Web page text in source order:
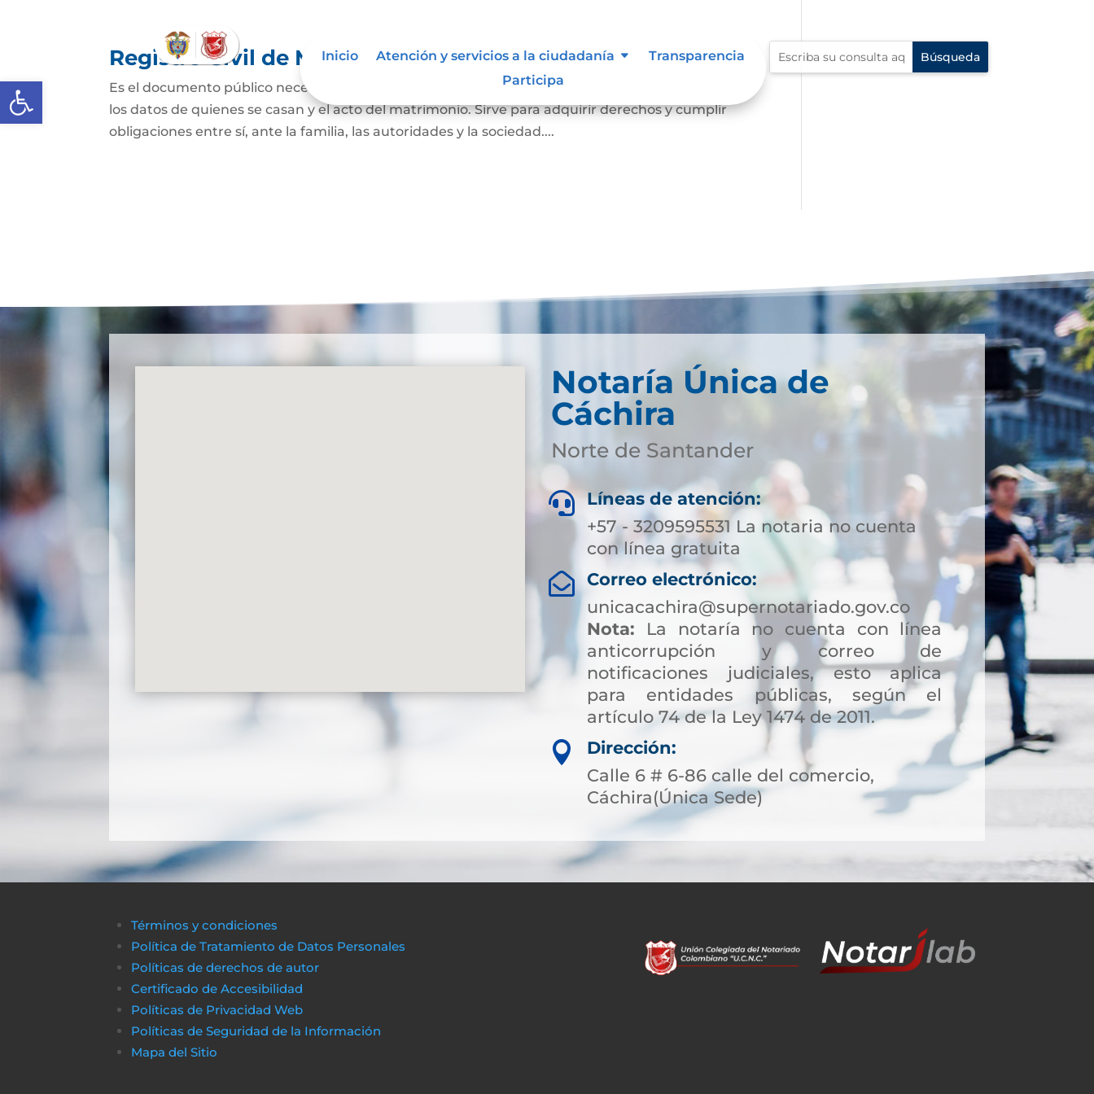
Abrir barra de herramientas
Inicio Atención y servicios a la ciudadanía
Transparencia
Participa
Registro Civil de Matrimonio
Es el documento público necesario para probar que una persona está casada. En él se registran
los datos de quienes se casan y el acto del matrimonio. Sirve para adquirir derechos y cumplir
obligaciones entre sí, ante la familia, las autoridades y la sociedad....
Notaría Única de
Cáchira
Norte de Santander
 Líneas de atención:
+57 - 3209595531 La notaria no cuenta
con línea gratuita

Correo electrónico:
unicacachira@supernotariado.gov.co
Nota: La notaría no cuenta con línea
anticorrupción y correo de
notificaciones judiciales, esto aplica
para entidades públicas, según el
artículo 74 de la Ley 1474 de 2011.

Dirección:
Calle 6 # 6-86 calle del comercio,
Cáchira(Única Sede)
Términos y condiciones
Política de Tratamiento de Datos Personales
Políticas de derechos de autor
Certificado de Accesibilidad
Políticas de Privacidad Web
Políticas de Seguridad de la Información
Mapa del Sitio